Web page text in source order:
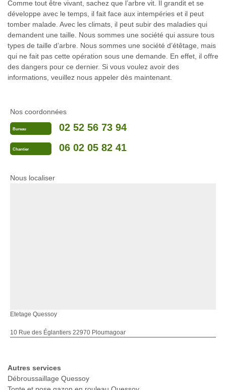
Comme tout être vivant, sachez que l’arbre vit. Il grandit et se
développe avec le temps, il fait face aux intempéries et il peut
tomber malade. Avec les climats, il peut subir des maladies qui
demandent une taille. Nous sommes une société qui assure tous
types de taille d’arbre. Nous sommes une société d’étêtage, mais
qui ne fait pas cette opération sous une demande. En effet, il offre
des dangers pour ce dernier. Si vous voulez avoir des
informations, veuillez nous appeler dès maintenant.
Nos coordonnées
Bureau 02 52 56 73 94
Chantier 06 02 05 82 41
Nous localiser
Etetage Quessoy
10 Rue des Églantiers 22970 Ploumagoar
Autres services
Débroussaillage Quessoy